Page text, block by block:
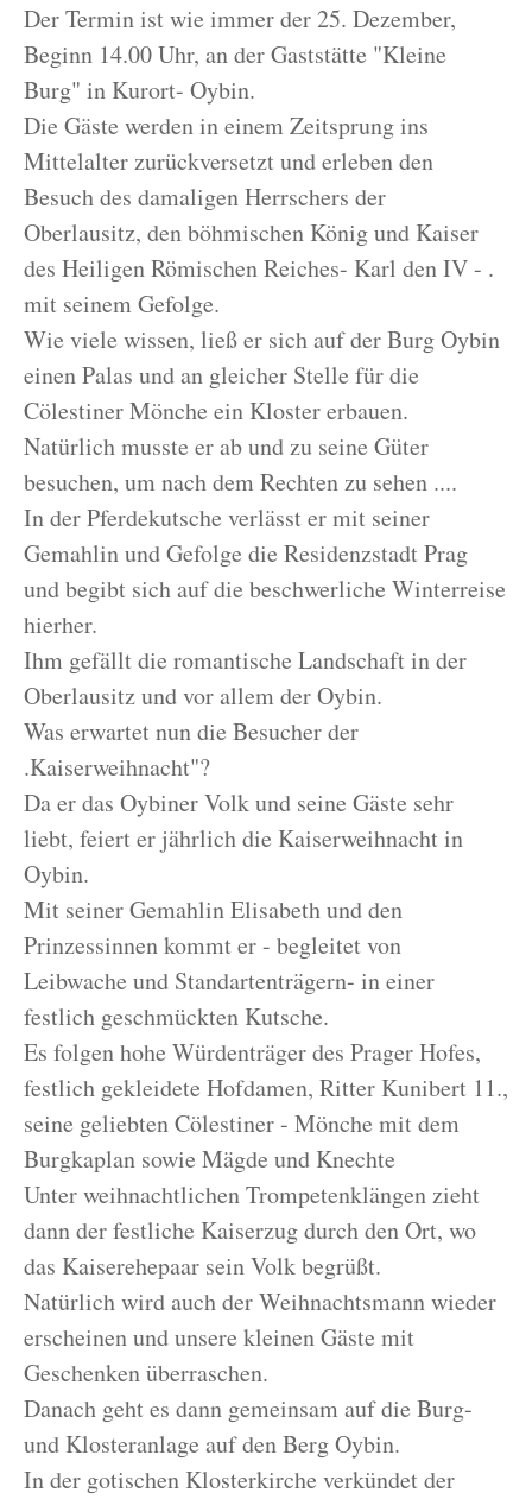
Der Termin ist wie immer der 25. Dezember,
Beginn 14.00 Uhr, an der Gaststätte "Kleine
Burg" in Kurort- Oybin.
Die Gäste werden in einem Zeitsprung ins
Mittelalter zurückversetzt und erleben den
Besuch des damaligen Herrschers der
Oberlausitz, den böhmischen König und Kaiser
des Heiligen Römischen Reiches- Karl den IV - .
mit seinem Gefolge.
Wie viele wissen, ließ er sich auf der Burg Oybin
einen Palas und an gleicher Stelle für die
Cölestiner Mönche ein Kloster erbauen.
Natürlich musste er ab und zu seine Güter
besuchen, um nach dem Rechten zu sehen ....
In der Pferdekutsche verlässt er mit seiner
Gemahlin und Gefolge die Residenzstadt Prag
und begibt sich auf die beschwerliche Winterreise
hierher.
Ihm gefällt die romantische Landschaft in der
Oberlausitz und vor allem der Oybin.
Was erwartet nun die Besucher der
.Kaiserweihnacht"?
Da er das Oybiner Volk und seine Gäste sehr
liebt, feiert er jährlich die Kaiserweihnacht in
Oybin.
Mit seiner Gemahlin Elisabeth und den
Prinzessinnen kommt er - begleitet von
Leibwache und Standartenträgern- in einer
festlich geschmückten Kutsche.
Es folgen hohe Würdenträger des Prager Hofes,
festlich gekleidete Hofdamen, Ritter Kunibert 11.,
seine geliebten Cölestiner - Mönche mit dem
Burgkaplan sowie Mägde und Knechte
Unter weihnachtlichen Trompetenklängen zieht
dann der festliche Kaiserzug durch den Ort, wo
das Kaiserehepaar sein Volk begrüßt.
Natürlich wird auch der Weihnachtsmann wieder
erscheinen und unsere kleinen Gäste mit
Geschenken überraschen.
Danach geht es dann gemeinsam auf die Burg-
und Klosteranlage auf den Berg Oybin.
In der gotischen Klosterkirche verkündet der